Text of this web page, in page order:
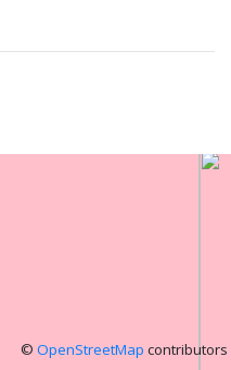
© OpenStreetMap contributors